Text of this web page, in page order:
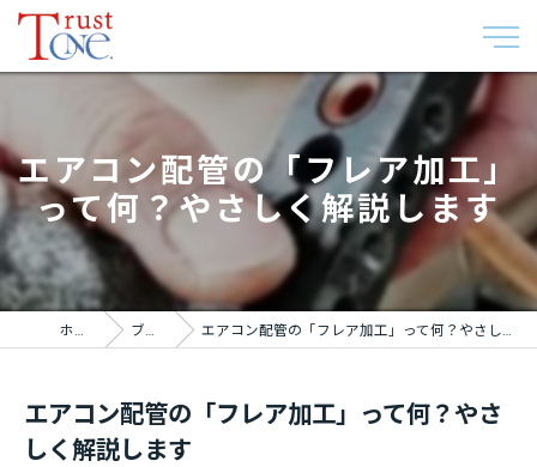
エアコン配管の「フレア加工」
って何？やさしく解説します
ホーム ブログ エアコン配管の「フレア加工」って何？やさしく解説します
エアコン配管の「フレア加工」って何？やさ
しく解説します